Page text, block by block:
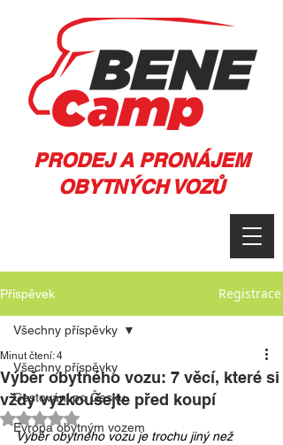
PRODEJ A PRONÁJEM
OBYTNÝCH VOZŮ
Příspěvek Registrace
Všechny příspěvky
Cestování po Česku
Evropa obytným vozem
Všechny příspěvky
Výběr obytného vozu: 7 věcí, které si
vždy vyzkoušejte před koupí
Minut čtení: 4
Hodnoceno NaN z 5 hvězdiček.
Výběr obytného vozu je trochu jiný než